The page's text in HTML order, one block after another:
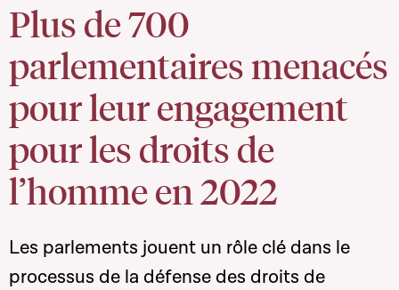
Plus de 700
parlementaires menacés
pour leur engagement
pour les droits de
l’homme en 2022
Les parlements jouent un rôle clé dans le
processus de la défense des droits de